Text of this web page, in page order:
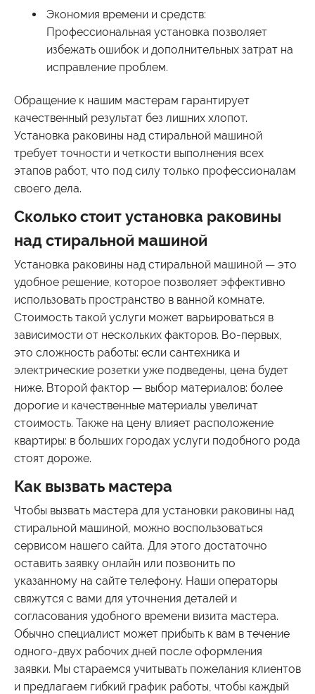
Экономия времени и средств:
Профессиональная установка позволяет
избежать ошибок и дополнительных затрат на
исправление проблем.
Обращение к нашим мастерам гарантирует
качественный результат без лишних хлопот.
Установка раковины над стиральной машиной
требует точности и четкости выполнения всех
этапов работ, что под силу только профессионалам
своего дела.
Сколько стоит установка раковины
над стиральной машиной
Установка раковины над стиральной машиной — это
удобное решение, которое позволяет эффективно
использовать пространство в ванной комнате.
Стоимость такой услуги может варьироваться в
зависимости от нескольких факторов. Во-первых,
это сложность работы: если сантехника и
электрические розетки уже подведены, цена будет
ниже. Второй фактор — выбор материалов: более
дорогие и качественные материалы увеличат
стоимость. Также на цену влияет расположение
квартиры: в больших городах услуги подобного рода
стоят дороже.
Как вызвать мастера
Чтобы вызвать мастера для установки раковины над
стиральной машиной, можно воспользоваться
сервисом нашего сайта. Для этого достаточно
оставить заявку онлайн или позвонить по
указанному на сайте телефону. Наши операторы
свяжутся с вами для уточнения деталей и
согласования удобного времени визита мастера.
Обычно специалист может прибыть к вам в течение
одного-двух рабочих дней после оформления
заявки. Мы стараемся учитывать пожелания клиентов
и предлагаем гибкий график работы, чтобы каждый